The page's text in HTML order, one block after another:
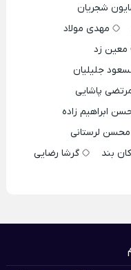
شجریان
مهدی مولاد
معین زد
جلیلیان
پاشایی
ابراهیم زاده
محسن لرستانی
بند
گرشا رضایی